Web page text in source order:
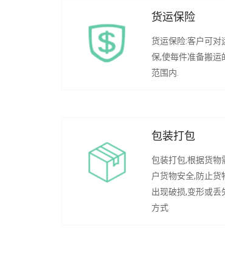
货运保险
货运保险:客户可对
保,使每件准备搬运
范围内.
包装打包
包装打包,根据货物
户货物安全,防止货
出现破损,变形或丢
方式